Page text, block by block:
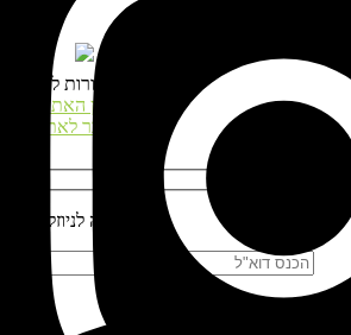
© כל הזכויות שמורות לנטע דגני
תקנון האתר
התחבר לאתר
הרשמה לניוזלטר